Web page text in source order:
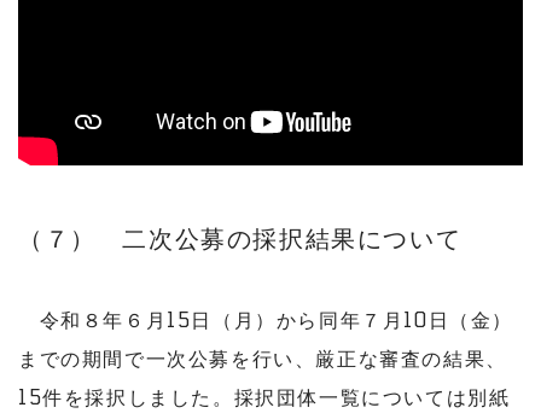
（７） 二次公募の採択結果について
令和８年６月15日（月）から同年７月10日（金）
までの期間で一次公募を行い、厳正な審査の結果、
15件を採択しました。採択団体一覧については別紙